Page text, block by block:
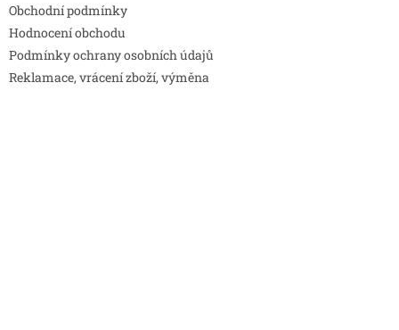
Obchodní podmínky
Hodnocení obchodu
Podmínky ochrany osobních údajů
Reklamace, vrácení zboží, výměna